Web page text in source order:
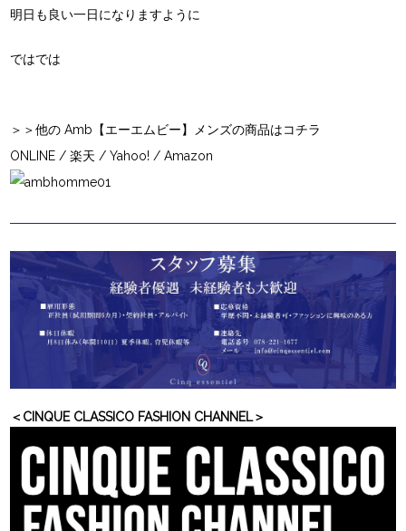
明日も良い一日になりますように
ではでは
＞＞他の Amb【エーエムビー】メンズの商品はコチラ
ONLINE /楽天 /Yahoo! /Amazon
＜CINQUE CLASSICO FASHION CHANNEL＞